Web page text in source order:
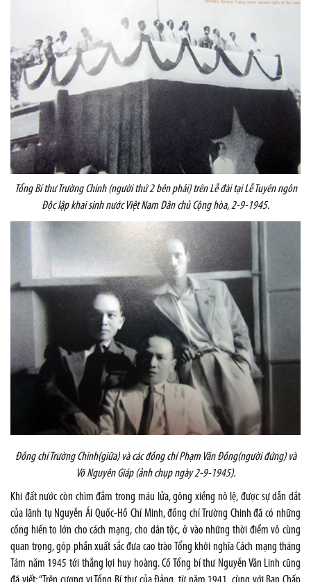
Tổng Bí thư Trường Chinh (người thứ 2 bên phải) trênLễ đài tại Lễ Tuyênngôn
Độc lập khai sinhnước Việt Nam Dân chủCộng hòa,2-9-1945.
Đồng chí Trường Chinh(giữa) và các đồng chí Phạm Văn Đồng(người đứng) và
Võ Nguyên Giáp (ảnh chụpngày2-9-1945).
Khi đất nước còn chìm đắm trong máu lửa, gông xiềng nô lệ, được sự dẫn dắt
của lãnh tụ Nguyễn Ái Quốc-Hồ Chí Minh, đồng chí Trường Chinh đã có những
cống hiến to lớn cho cách mạng, cho dân tộc, ở vào những thời điểm vô cùng
quan trọng, góp phần xuất sắc đưa cao trào Tổng khởi nghĩa Cách mạng tháng
Tám năm 1945 tới thắng lợi huy hoàng. Cố Tổng bí thư Nguyễn Văn Linh cũng